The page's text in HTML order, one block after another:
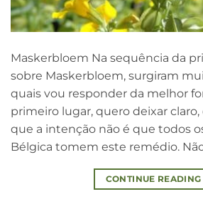
Maskerbloem Na sequência da
sobre Maskerbloem, surgiram
quais vou responder da melhor
primeiro lugar, quero deixar claro,
que a intenção não é que todos
Bélgica tomem este remédio. Não
CONTINUE READING